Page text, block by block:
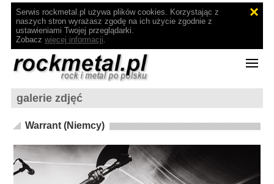
Serwis rockmetal.pl używa plików cookies. Korzystając z
naszych stron wyrażasz zgodę na ich użycie zgodnie z
ustawieniami Twojej przeglądarki.
Zobacz więcej informacji.
galerie zdjęć
Warrant (Niemcy)